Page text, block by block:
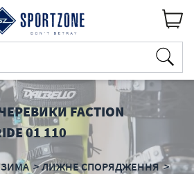
FACTION
01 110
ЗИМА
ЛИЖНЕ СПОРЯДЖЕННЯ